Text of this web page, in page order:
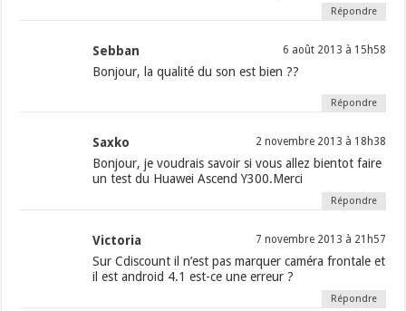
Répondre
Sebban 6 août 2013 à 15h58
Bonjour, la qualité du son est bien ??
Répondre
Saxko 2 novembre 2013 à 18h38
Bonjour, je voudrais savoir si vous allez bientot faire
un test du Huawei Ascend Y300.Merci
Répondre
Victoria 7 novembre 2013 à 21h57
Sur Cdiscount il n’est pas marquer caméra frontale et
il est android 4.1 est-ce une erreur ?
Répondre